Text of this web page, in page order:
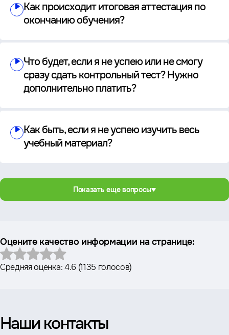
Как происходит итоговая аттестация по
окончанию обучения?
Что будет, если я не успею или не смогу
сразу сдать контрольный тест? Нужно
дополнительно платить?
Как быть, если я не успею изучить весь
учебный материал?
Показать еще вопросы
Оцените качество информации на странице:
Средняя оценка:4.6 (1135 голосов)
Наши контакты